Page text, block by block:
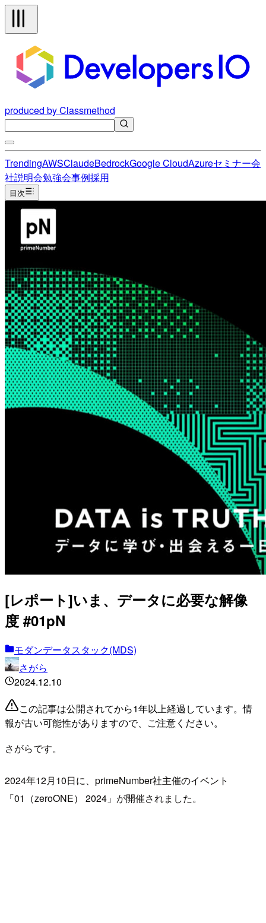
produced by Classmethod
TrendingAWSClaudeBedrockGoogle CloudAzureセミナー会
社説明会勉強会事例採用
目次
[レポート]いま、データに必要な解像
度 #01pN
モダンデータスタック(MDS)
さがら
2024.12.10
この記事は公開されてから1年以上経過しています。情
報が古い可能性がありますので、ご注意ください。
さがらです。
2024年12月10日に、primeNumber社主催のイベント
「01（zeroONE） 2024」が開催されました。